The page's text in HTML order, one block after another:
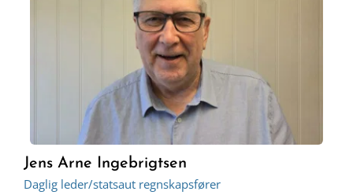
Jens Arne Ingebrigtsen
Daglig leder/statsaut regnskapsfører